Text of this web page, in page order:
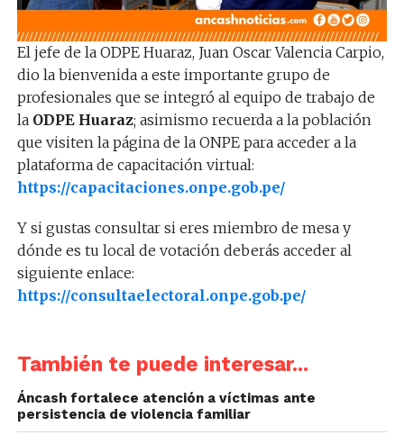
El jefe de la ODPE Huaraz, Juan Oscar Valencia Carpio,
dio la bienvenida a este importante grupo de
profesionales que se integró al equipo de trabajo de
laODPE Huaraz; asimismo recuerda a la población
que visiten la página de la ONPE para acceder a la
plataforma de capacitación virtual:
https://capacitaciones.onpe.gob.pe/
Y si gustas consultar si eres miembro de mesa y
dónde es tu local de votación deberás acceder al
siguiente enlace:
https://consultaelectoral.onpe.gob.pe/
También te puede interesar...
Áncash fortalece atención a víctimas ante
persistencia de violencia familiar